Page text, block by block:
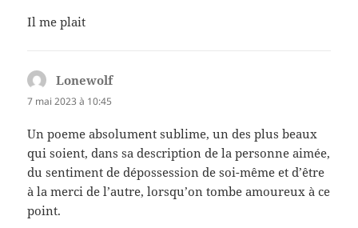
Il me plait
Lonewolfdit :
7 mai 2023 à 10:45
Un poeme absolument sublime, un des plus beaux
qui soient, dans sa description de la personne aimée,
du sentiment de dépossession de soi-même et d’être
à la merci de l’autre, lorsqu’on tombe amoureux à ce
point.